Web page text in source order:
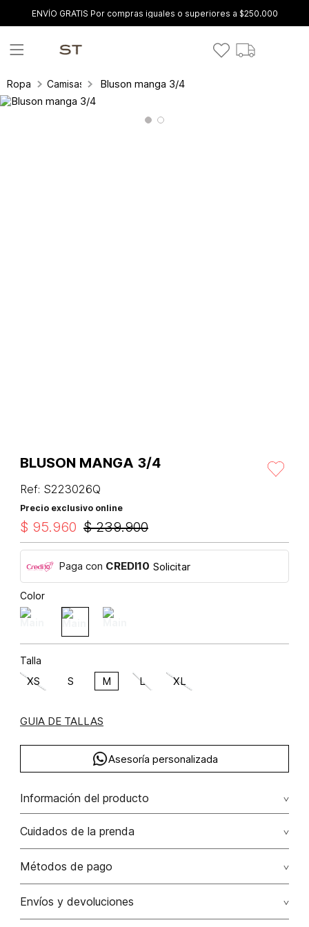
ENVÍO GRATIS Por compras iguales o superiores a $250.000
Ropa Camisas y blusasBluson manga 3/4
BLUSON MANGA 3/4
Ref: S223026Q
Precio exclusivo online
$ 239.900
$ 95.960
Paga con CREDI10 Solicitar
Color
Talla
XS S M L XL
GUIA DE TALLAS
Asesoría personalizada
Información del producto
Bluson manga 3/4
Cuidados de la prenda
Lavar a mano por separado / no dejar en remojo / no
No usar lejia
Métodos de pago
Tarjetas de crédito: Visa, Dinners, Master Card y American
Envíos y devoluciones